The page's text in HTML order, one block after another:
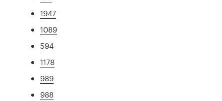
1947
1089
594
1178
989
988